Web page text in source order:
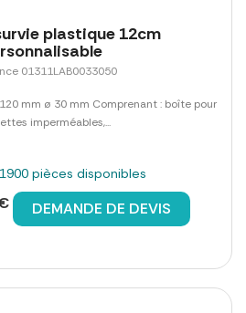
plastique 12cm
01311LAB0033050
mm ø 30 mm Comprenant : boîte pour
imperméables,...
pièces disponibles
DEMANDE DE DEVIS